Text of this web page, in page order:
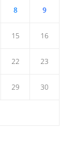
8 9
15 16
22 23
29 30